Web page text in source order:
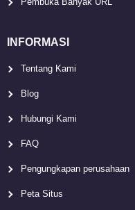
INFORMASI
Tentang Kami
Blog
Hubungi Kami
FAQ
Pengungkapan perusahaan
Peta Situs